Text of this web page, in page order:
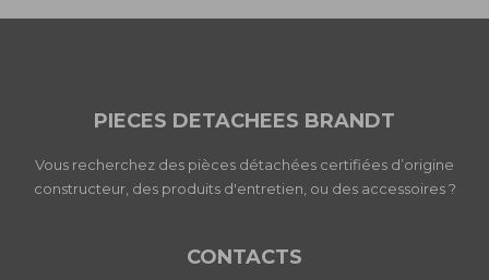
PIECES DETACHEES BRANDT
Vous recherchez des pièces détachées certifiées d’origine
constructeur, des produits d'entretien, ou des accessoires ?
CONTACTS